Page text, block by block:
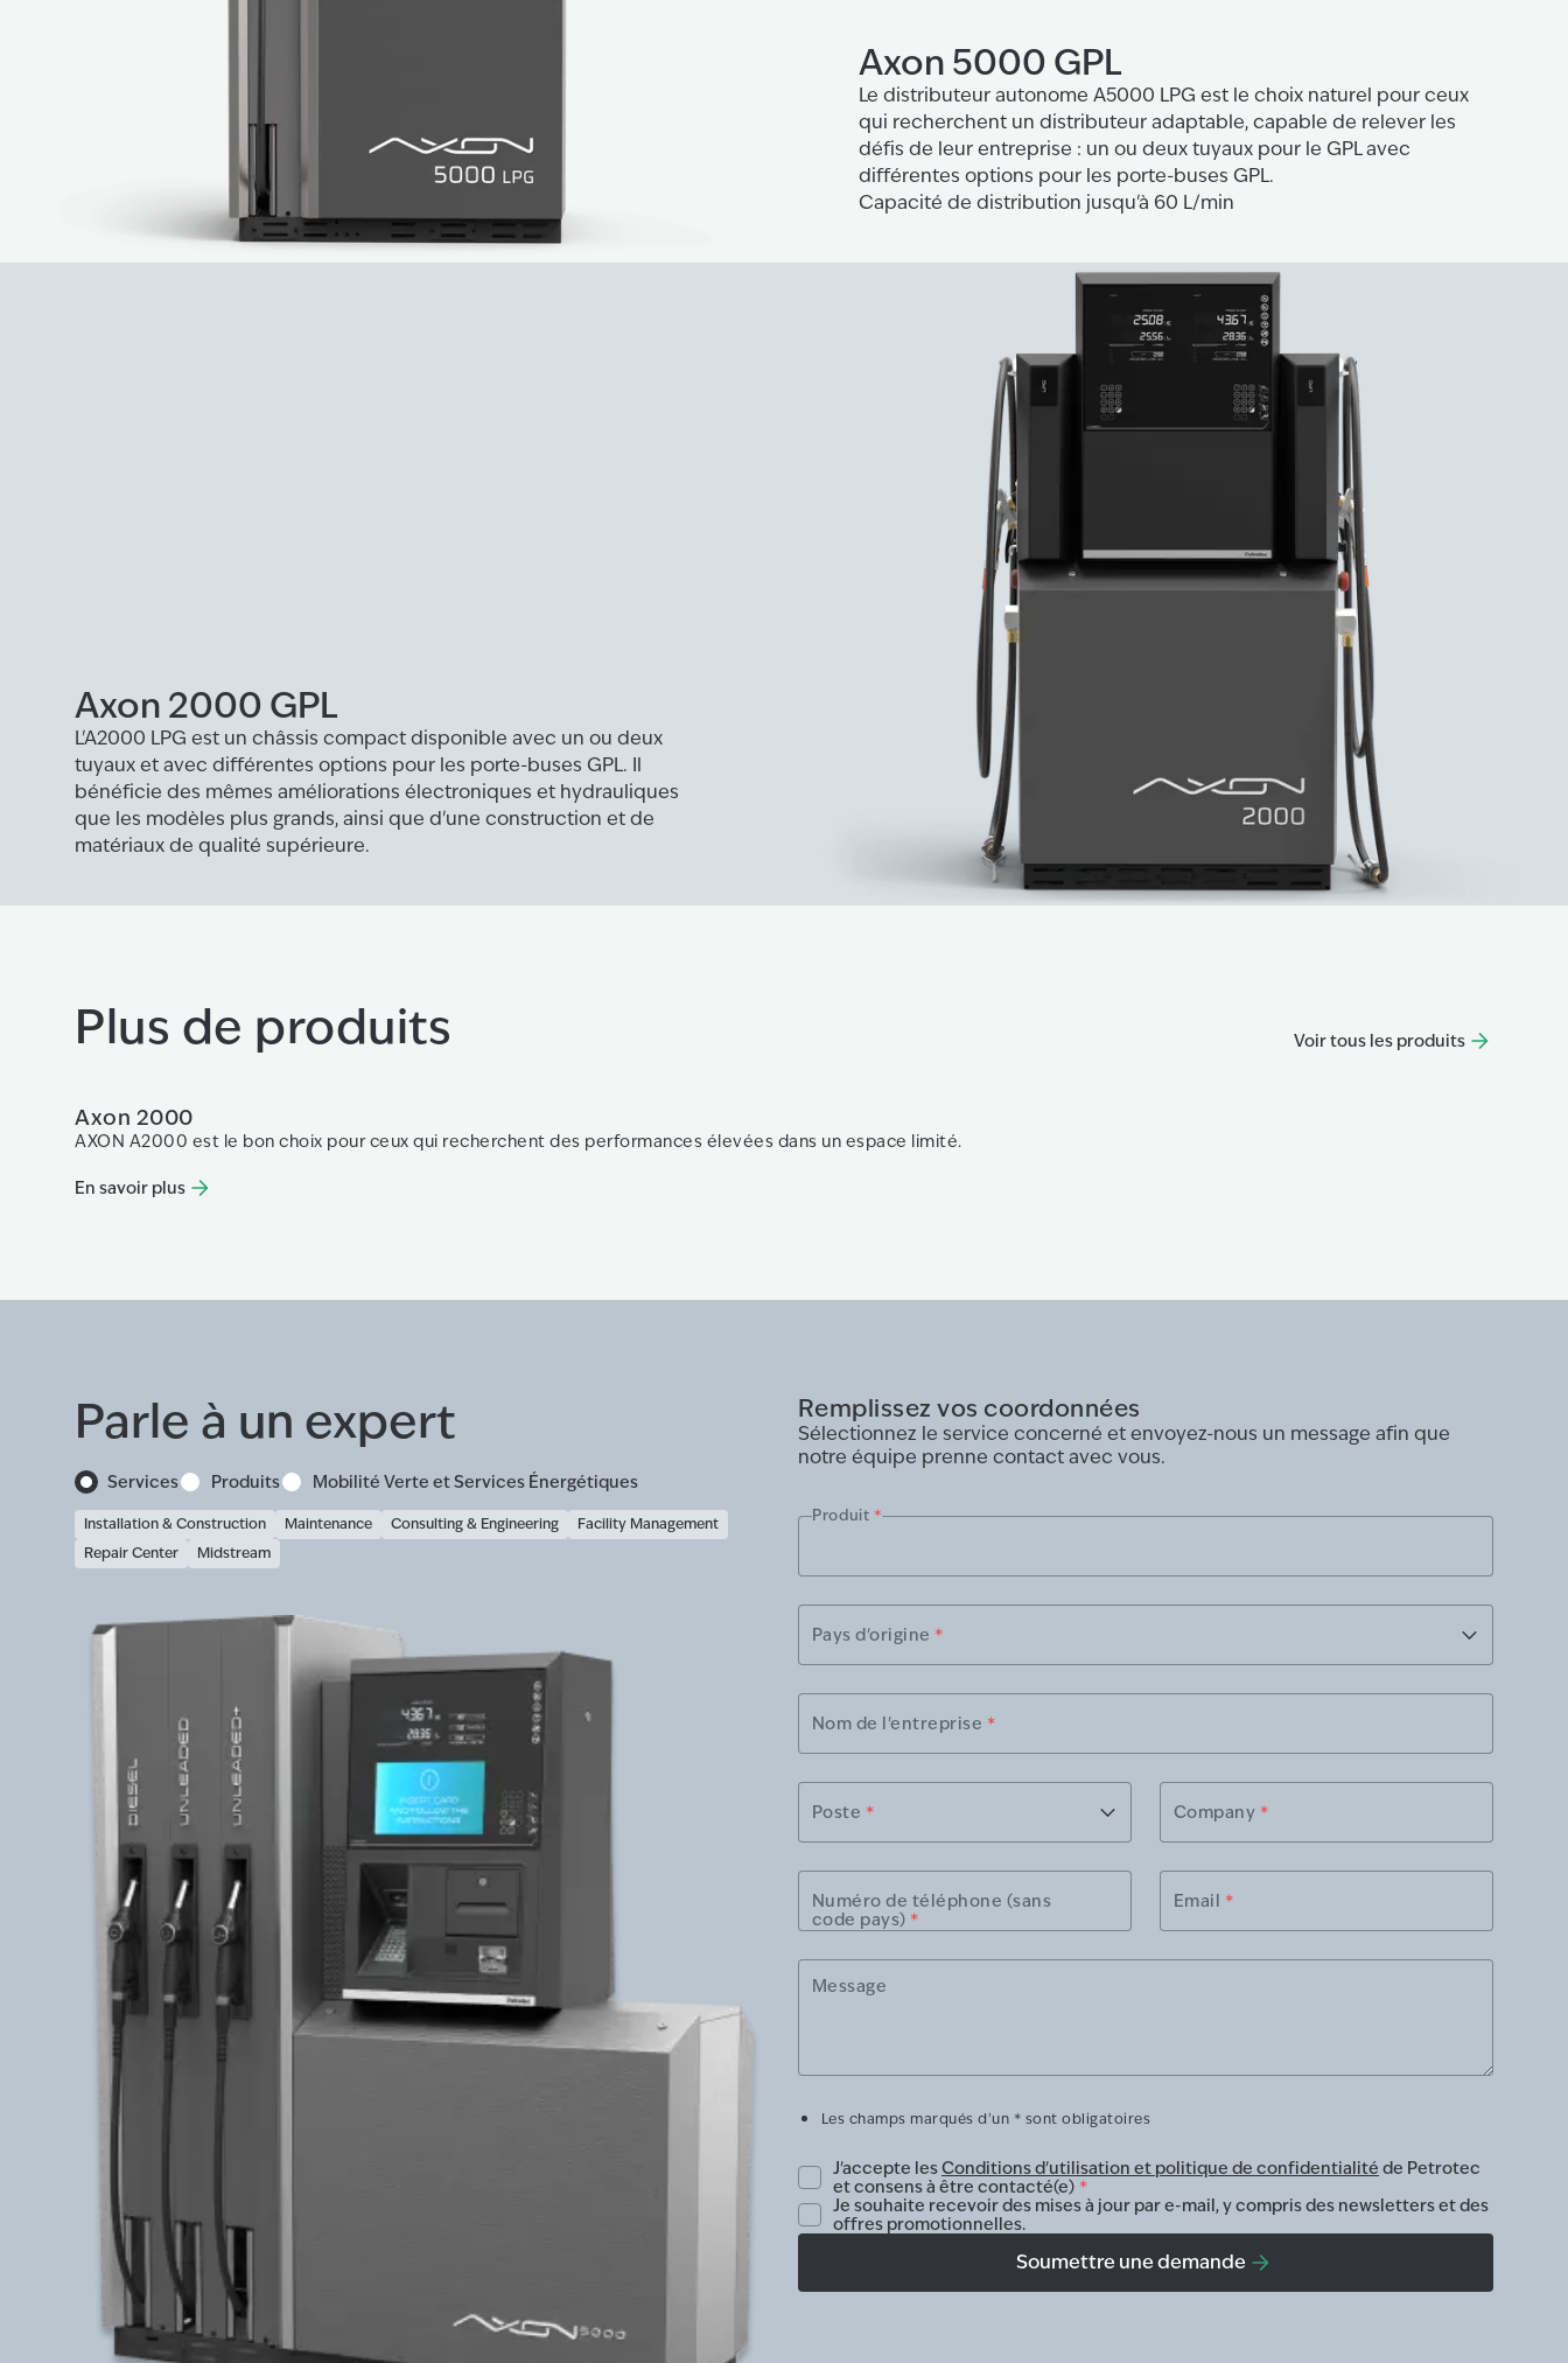
Axon 5000 GPL
Le distributeur autonome A5000 LPG est le choix naturel pour ceux
qui recherchent un distributeur adaptable, capable de relever les
défis de leur entreprise : un ou deux tuyaux pour le GPL avec
différentes options pour les porte-buses GPL.
Capacité de distribution jusqu'à 60 L/min
Axon 2000 GPL
L'A2000 LPG est un châssis compact disponible avec un ou deux
tuyaux et avec différentes options pour les porte-buses GPL. Il
bénéficie des mêmes améliorations électroniques et hydrauliques
que les modèles plus grands, ainsi que d'une construction et de
matériaux de qualité supérieure.
Plus de produits Voir tous les produits
Axon 2000
AXON A2000 est le bon choix pour ceux qui recherchent des performances élevées dans un espace limité.
En savoir plus
Parle à un expert
Services Produits Mobilité Verte et Services Énergétiques
Installation & Construction Maintenance Consulting & Engineering
Facility Management
Repair Center
Midstream
Remplissez vos coordonnées
Sélectionnez le service concerné et envoyez-nous un message afin que
notre équipe prenne contact avec vous.
Produit *
Pays d'origine *
Nom de l'entreprise *
Poste * Company *
Numéro de téléphone (sans
code pays) *
Email *
Message
Les champs marqués d'un * sont obligatoires
J'accepte lesConditions d'utilisation et politique de confidentialité de Petrotec
et consens à être contacté(e) *
Je souhaite recevoir des mises à jour par e-mail, y compris des newsletters et des
offres promotionnelles.
Soumettre une demande